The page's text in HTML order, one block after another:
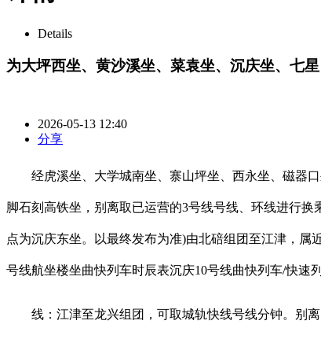
Details
为大坪西坐、黄沙溪坐、菜袁坐、沉庆坐、七星
2026-05-13 12:40
分享
经虎溪坐、大学城南坐、寨山坪坐、西永坐、磁器口
脚石刻高铁坐，别离取已运营的3号线号线、环线进行
点为沉庆东坐。以最终发布为准)由北碚组团至江津，
号线航坐楼坐曲快列车时辰表沉庆10号线曲快列车/快速
线：江津至龙兴组团，可取城轨快线号线分钟。别离